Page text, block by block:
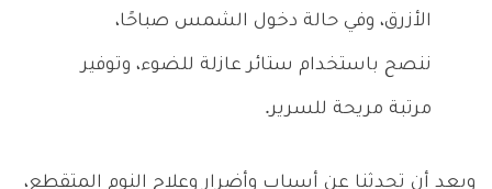
الأزرق، وفي حالة دخول الشمس صباحًا،
ننصح باستخدام ستائر عازلة للضوء، وتوفير
مرتبة مريحة للسرير.
وبعد أن تحدثنا عن أسباب وأضرار وعلاج النوم المتقطع،